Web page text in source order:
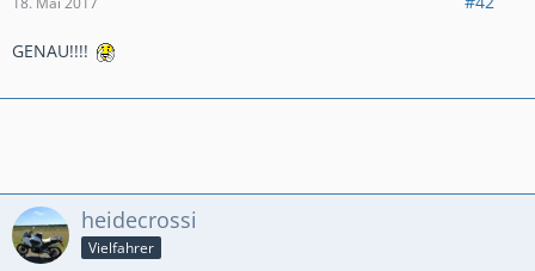
GENAU!!!!
heidecrossi
Vielfahrer